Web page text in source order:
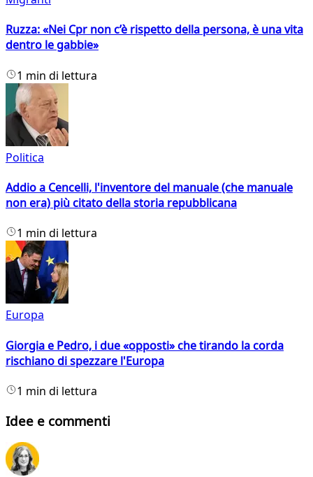
Ruzza: «Nei Cpr non c’è rispetto della persona, è una vita
dentro le gabbie»
1 min di lettura
Politica
Addio a Cencelli, l'inventore del manuale (che manuale
non era) più citato della storia repubblicana
1 min di lettura
Europa
Giorgia e Pedro, i due «opposti» che tirando la corda
rischiano di spezzare l'Europa
1 min di lettura
Idee e commenti